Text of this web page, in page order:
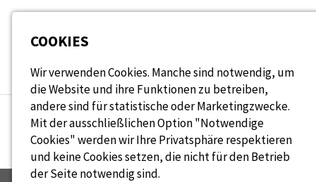
Seitenbereiche:
COOKIES
Wir verwenden Cookies. Manche sind notwendig, um
die Website und ihre Funktionen zu betreiben,
andere sind für statistische oder Marketingzwecke.
Mit der ausschließlichen Option "Notwendige
Cookies" werden wir Ihre Privatsphäre respektieren
und keine Cookies setzen, die nicht für den Betrieb
der Seite notwendig sind.